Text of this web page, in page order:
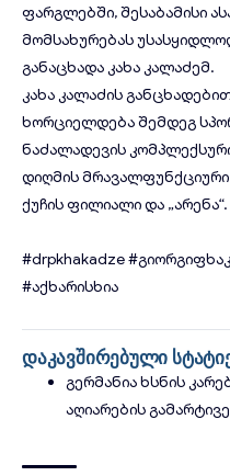
ფარგლებში, შესაბამისი
მომსახურებას
განაცხადა კახა კალაძემ.
კახა კალაძის
ხორციელდება შემდეგ
ნაძალადევის
დიღმის
ქუჩის ფილიალი და „არენა“.
#drpkhakadze
#აქხარისხია
დაკავშირებული
გერმანია ხსნის
აღიარების